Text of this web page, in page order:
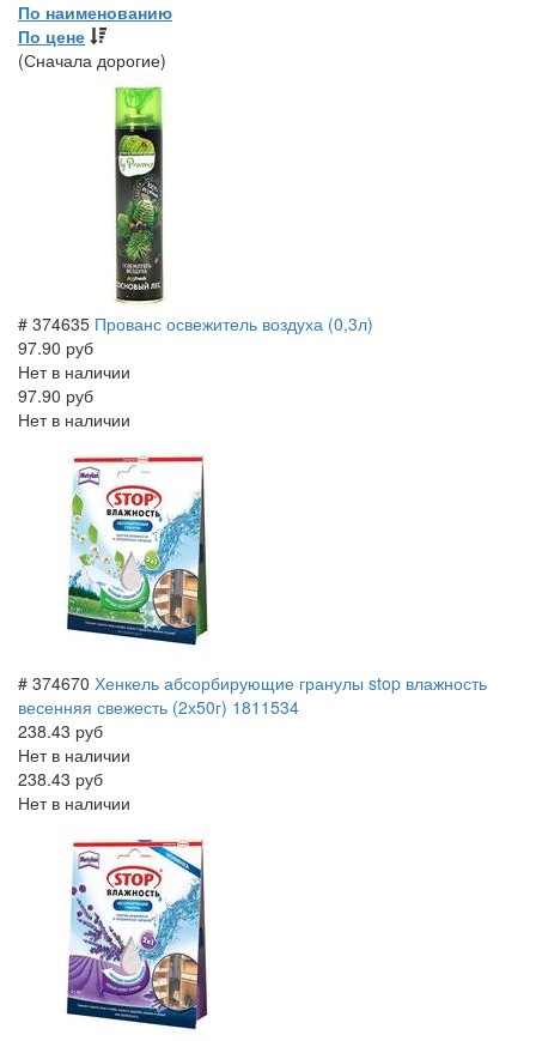
По наименованию
По цене
(Сначала дорогие)
# 374635 Прованс освежитель воздуха (0,3л)
97.90 руб
Нет в наличии
97.90 руб
Нет в наличии
# 374670 Хенкель абсорбирующие гранулы stop влажность
весенняя свежесть (2х50г) 1811534
238.43 руб
Нет в наличии
238.43 руб
Нет в наличии